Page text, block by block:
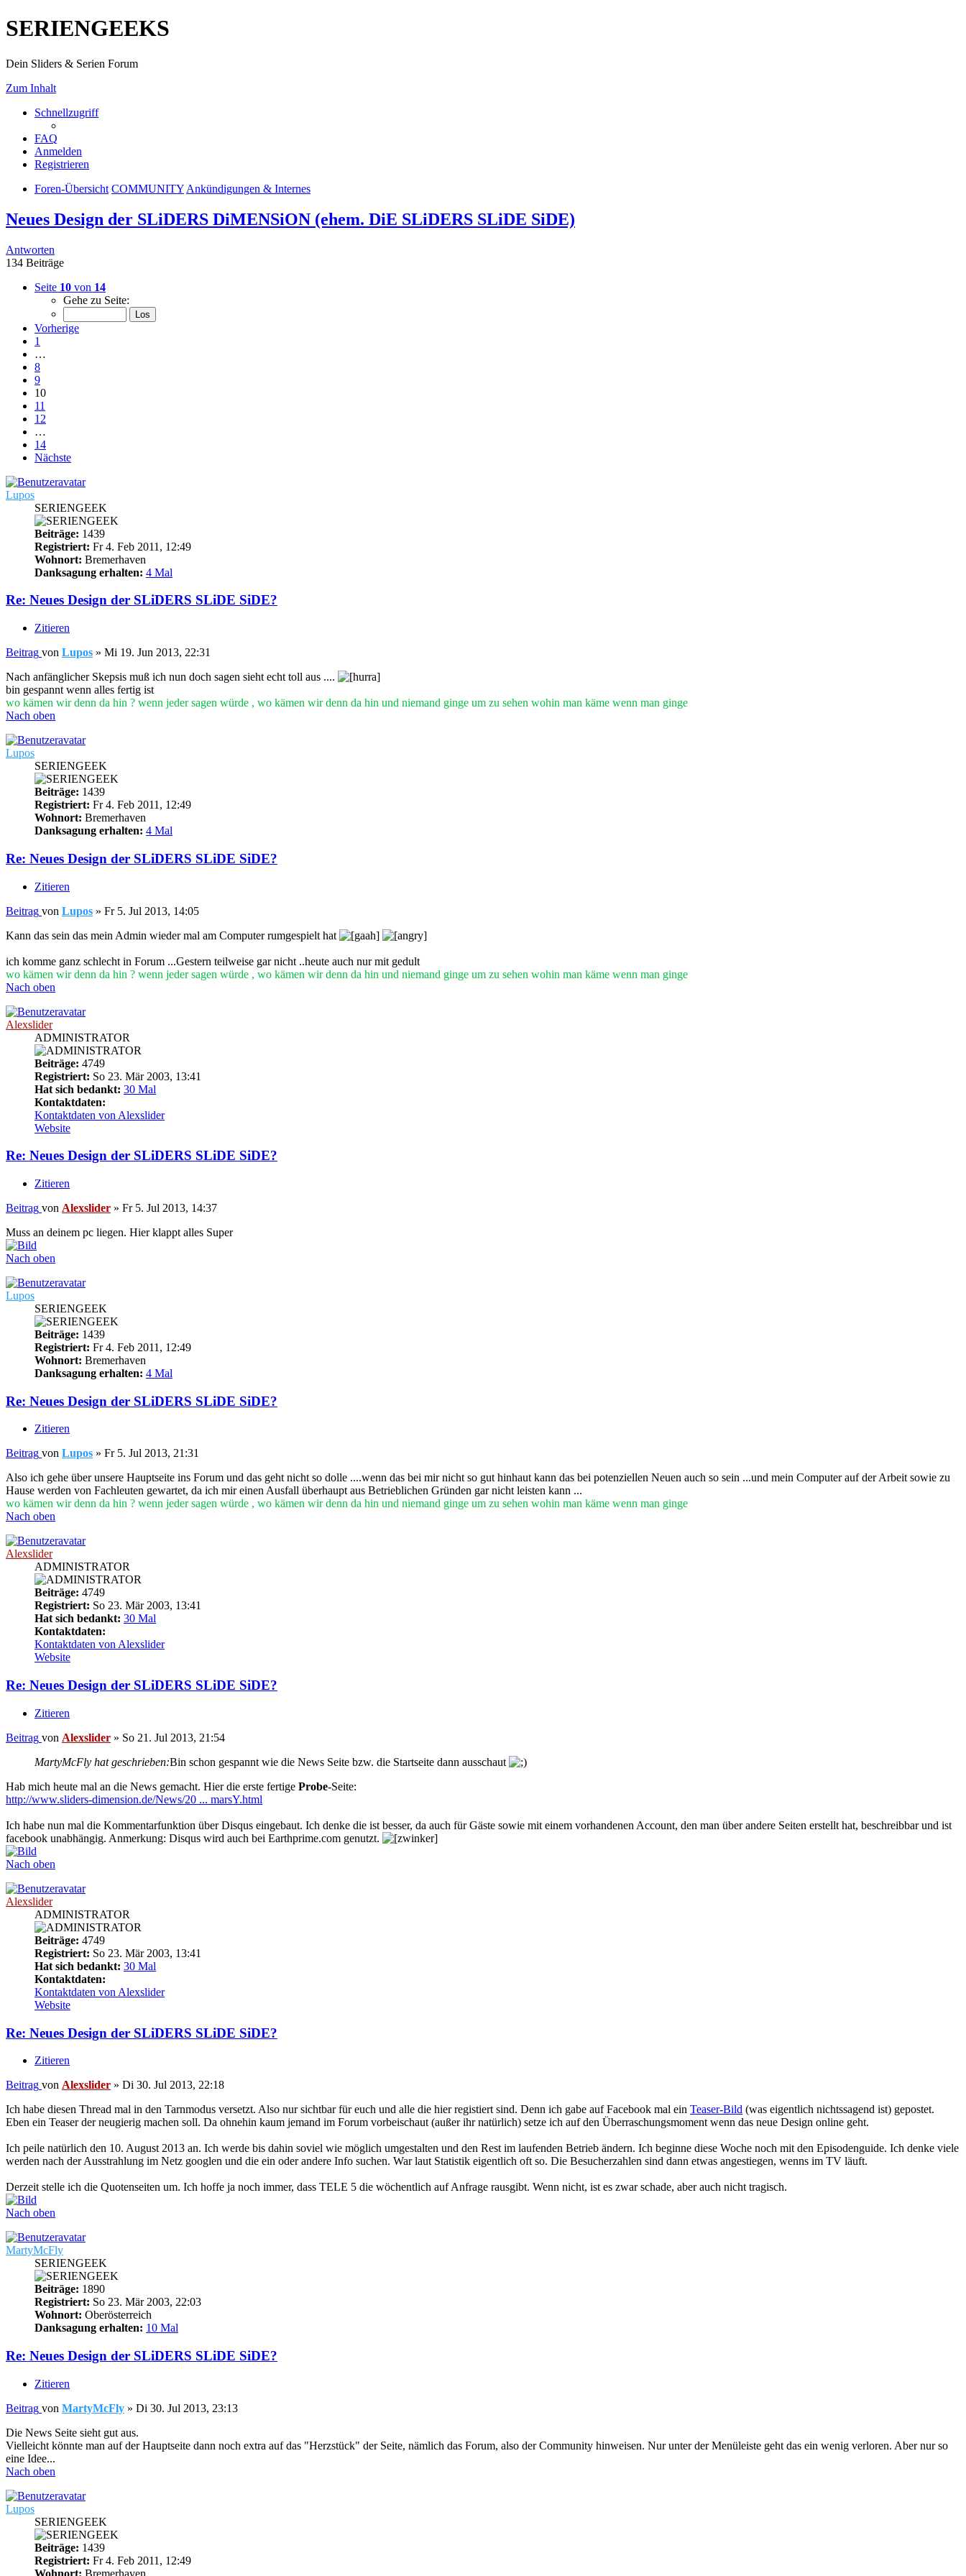
SERIENGEEKS
Dein Sliders & Serien Forum
Zum Inhalt
Schnellzugriff
FAQ
Anmelden
Registrieren
Foren-Übersicht COMMUNITY Ankündigungen & Internes
Neues Design der SLiDERS DiMENSiON (ehem. DiE SLiDERS SLiDE SiDE)
Antworten
134 Beiträge
Seite 10 von 14
Gehe zu Seite:
Vorherige
1
…
8
9
10
11
12
…
14
Nächste
Lupos
SERIENGEEK
Beiträge: 1439
Registriert: Fr 4. Feb 2011, 12:49
Wohnort: Bremerhaven
Danksagung erhalten: 4 Mal
Re: Neues Design der SLiDERS SLiDE SiDE?
Zitieren
Beitrag von Lupos » Mi 19. Jun 2013, 22:31
Nach anfänglicher Skepsis muß ich nun doch sagen sieht echt toll aus ....
bin gespannt wenn alles fertig ist
wo kämen wir denn da hin ? wenn jeder sagen würde , wo kämen wir denn da hin und niemand ginge um zu sehen wohin man käme wenn man ginge
Nach oben
Lupos
SERIENGEEK
Beiträge: 1439
Registriert: Fr 4. Feb 2011, 12:49
Wohnort: Bremerhaven
Danksagung erhalten: 4 Mal
Re: Neues Design der SLiDERS SLiDE SiDE?
Zitieren
Beitrag von Lupos » Fr 5. Jul 2013, 14:05
Kann das sein das mein Admin wieder mal am Computer rumgespielt hat
ich komme ganz schlecht in Forum ...Gestern teilweise gar nicht ..heute auch nur mit gedult
wo kämen wir denn da hin ? wenn jeder sagen würde , wo kämen wir denn da hin und niemand ginge um zu sehen wohin man käme wenn man ginge
Nach oben
Alexslider
ADMINISTRATOR
Beiträge: 4749
Registriert: So 23. Mär 2003, 13:41
Hat sich bedankt: 30 Mal
Kontaktdaten:
Kontaktdaten von Alexslider
Website
Re: Neues Design der SLiDERS SLiDE SiDE?
Zitieren
Beitrag von Alexslider » Fr 5. Jul 2013, 14:37
Muss an deinem pc liegen. Hier klappt alles Super
Nach oben
Lupos
SERIENGEEK
Beiträge: 1439
Registriert: Fr 4. Feb 2011, 12:49
Wohnort: Bremerhaven
Danksagung erhalten: 4 Mal
Re: Neues Design der SLiDERS SLiDE SiDE?
Zitieren
Beitrag von Lupos » Fr 5. Jul 2013, 21:31
Also ich gehe über unsere Hauptseite ins Forum und das geht nicht so dolle ....wenn das bei mir nicht so gut hinhaut kann das bei potenziellen Neuen auch so sein ...und mein Computer auf der Arbeit sowie zu
Hause werden von Fachleuten gewartet, da ich mir einen Ausfall überhaupt aus Betrieblichen Gründen gar nicht leisten kann ...
wo kämen wir denn da hin ? wenn jeder sagen würde , wo kämen wir denn da hin und niemand ginge um zu sehen wohin man käme wenn man ginge
Nach oben
Alexslider
ADMINISTRATOR
Beiträge: 4749
Registriert: So 23. Mär 2003, 13:41
Hat sich bedankt: 30 Mal
Kontaktdaten:
Kontaktdaten von Alexslider
Website
Re: Neues Design der SLiDERS SLiDE SiDE?
Zitieren
Beitrag von Alexslider » So 21. Jul 2013, 21:54
MartyMcFly hat geschrieben:Bin schon gespannt wie die News Seite bzw. die Startseite dann ausschaut
Hab mich heute mal an die News gemacht. Hier die erste fertige Probe-Seite:
http://www.sliders-dimension.de/News/20 ... marsY.html
Ich habe nun mal die Kommentarfunktion über Disqus eingebaut. Ich denke die ist besser, da auch für Gäste sowie mit einem vorhandenen Account, den man über andere Seiten erstellt hat, beschreibbar und ist
facebook unabhängig. Anmerkung: Disqus wird auch bei Earthprime.com genutzt.
Nach oben
Alexslider
ADMINISTRATOR
Beiträge: 4749
Registriert: So 23. Mär 2003, 13:41
Hat sich bedankt: 30 Mal
Kontaktdaten:
Kontaktdaten von Alexslider
Website
Re: Neues Design der SLiDERS SLiDE SiDE?
Zitieren
Beitrag von Alexslider » Di 30. Jul 2013, 22:18
Ich habe diesen Thread mal in den Tarnmodus versetzt. Also nur sichtbar für euch und alle die hier registiert sind. Denn ich gabe auf Facebook mal ein Teaser-Bild (was eigentlich nichtssagend ist) gepostet.
Eben ein Teaser der neugierig machen soll. Da ohnehin kaum jemand im Forum vorbeischaut (außer ihr natürlich) setze ich auf den Überraschungsmoment wenn das neue Design online geht.
Ich peile natürlich den 10. August 2013 an. Ich werde bis dahin soviel wie möglich umgestalten und den Rest im laufenden Betrieb ändern. Ich beginne diese Woche noch mit den Episodenguide. Ich denke viele
werden nach der Ausstrahlung im Netz googlen und die ein oder andere Info suchen. War laut Statistik eigentlich oft so. Die Besucherzahlen sind dann etwas angestiegen, wenns im TV läuft.
Derzeit stelle ich die Quotenseiten um. Ich hoffe ja noch immer, dass TELE 5 die wöchentlich auf Anfrage rausgibt. Wenn nicht, ist es zwar schade, aber auch nicht tragisch.
Nach oben
MartyMcFly
SERIENGEEK
Beiträge: 1890
Registriert: So 23. Mär 2003, 22:03
Wohnort: Oberösterreich
Danksagung erhalten: 10 Mal
Re: Neues Design der SLiDERS SLiDE SiDE?
Zitieren
Beitrag von MartyMcFly » Di 30. Jul 2013, 23:13
Die News Seite sieht gut aus.
Vielleicht könnte man auf der Hauptseite dann noch extra auf das "Herzstück" der Seite, nämlich das Forum, also der Community hinweisen. Nur unter der Menüleiste geht das ein wenig verloren. Aber nur so
eine Idee...
Nach oben
Lupos
SERIENGEEK
Beiträge: 1439
Registriert: Fr 4. Feb 2011, 12:49
Wohnort: Bremerhaven